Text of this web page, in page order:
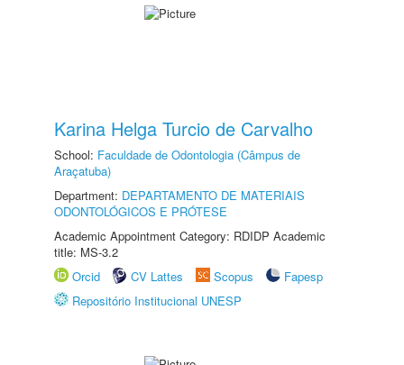
Karina Helga Turcio de Carvalho
School: Faculdade de Odontologia (Câmpus de
Araçatuba)
Department: DEPARTAMENTO DE MATERIAIS
ODONTOLÓGICOS E PRÓTESE
Academic Appointment Category: RDIDP Academic
title: MS-3.2
Orcid
CV Lattes Scopus
Fapesp
Repositório Institucional UNESP